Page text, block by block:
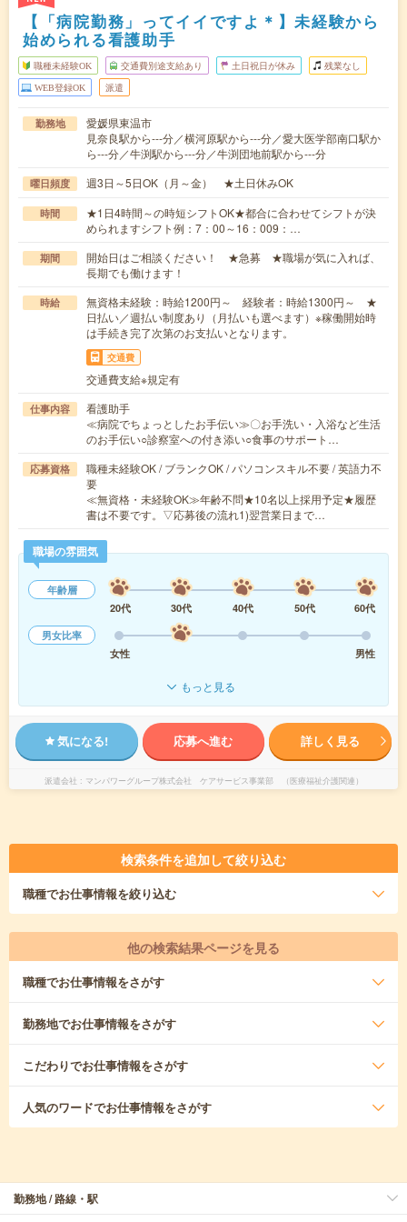
【「病院勤務」ってイイですよ＊】未経験から
始められる看護助手
職種未経験OK 交通費別途支給あり 土日祝日が休み 残業なし
WEB登録OK 派遣
勤務地
愛媛県東温市
見奈良駅から---分／横河原駅から---分／愛大医学部南口駅か
ら---分／牛渕駅から---分／牛渕団地前駅から---分
曜日頻度 週3日～5日OK（月～金） ★土日休みOK
時間
★1日4時間～の時短シフトOK★都合に合わせてシフトが決
められますシフト例：7：00～16：009：…
期間
開始日はご相談ください！ ★急募 ★職場が気に入れば、
長期でも働けます！
時給
無資格未経験：時給1200円～ 経験者：時給1300円～ ★
日払い／週払い制度あり（月払いも選べます）※稼働開始時
は手続き完了次第のお支払いとなります。
交通費
交通費支給※規定有
仕事内容
看護助手
≪病院でちょっとしたお手伝い≫〇お手洗い・入浴など生活
のお手伝い○診察室への付き添い○食事のサポート…
応募資格
職種未経験OK / ブランクOK / パソコンスキル不要 / 英語力不
要
≪無資格・未経験OK≫年齢不問★10名以上採用予定★履歴
書は不要です。▽応募後の流れ1)翌営業日まで…
職場の雰囲気
年齢層
20代
30代 40代 50代
60代
男女比率
女性
男性
もっと見る
気になる! 応募へ進む 詳しく見る
派遣会社 マンパワーグループ株式会社 ケアサービス事業部 （医療福祉介護関連）
検索条件を追加して絞り込む
職種でお仕事情報を絞り込む
他の検索結果ページを見る
職種でお仕事情報をさがす
勤務地でお仕事情報をさがす
こだわりでお仕事情報をさがす
人気のワードでお仕事情報をさがす
勤務地 / 路線・駅